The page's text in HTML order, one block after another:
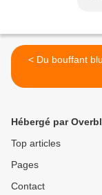
< Du bouffant
Hébergé par
Top articles
Pages
Contact